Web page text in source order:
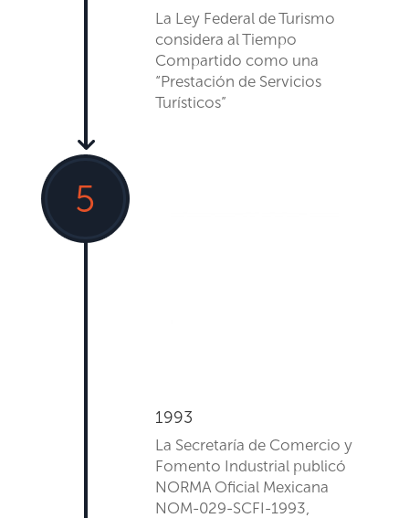
La Ley Federal de Turismo
considera al Tiempo
Compartido como una
“Prestación de Servicios
Turísticos”
5
1993
L a Secretaría de Comercio y
Fomento Industrial publicó
NORMA Oficial Mexicana
NOM-029-SCFI-1993,